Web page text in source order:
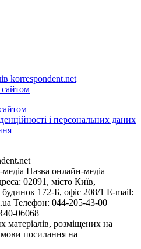
korrespondent.net
і персональних даних
Назва онлайн-медіа –
02091, місто Київ,
172-Б, офіс 208/1 E-mail:
Телефон: 044-205-43-00
06068
матеріалів, розміщених на
посилання на